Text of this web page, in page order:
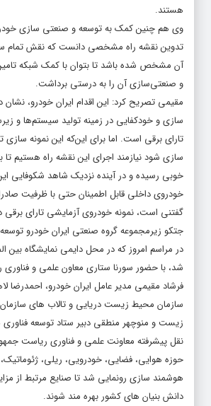
هستند.
وی هم چنین کمک به توسعه و صنعتی سازی
تدوین نقشه راه مشخصی دانست که نقش تمام
آن مشخص شده باشد تا بتوان با کمک شبکه
و صنعتی‌سازی آن را به درستی برداشت.
مقیمی تصریح کرد: این اقدام ایران خودرو، نشان
سازی و خودکفایی در زمینه تولید سیستم‌ها و
تارای برقی است. اما برای این‌که این نمونه سازی
سازی شود نیازمند اجرای این نقشه راه هستیم تا
خوبی رسیده و در آینده نزدیک شاهد شکوفایی
خودروی داخلی قابل اطمینان حتی با ظرفیت
گفتنی است، نمونه خودروی آزمایشی تارای
جتکو زیرمجموعه گروه صنعتی ایران خودرو
در مراسم امروز که در محل دایمی نمایشگاه بین
شد، با حضور سورنا ستاری معاون علمی و
فرشاد مقیمی مدیر عامل ایران خودرو، احمدرضا
سازمان محیط زیست دریایی و تالاب های
زیست و منوچهر منطقی دبیر ستاد توسعه
حوزه هوایی، فضایی، خودرویی، ریلی،
هوشمند سازی رونمایی شد تا صنایع مرتبط از
دانش بنیان های کشور بهره مند شوند.